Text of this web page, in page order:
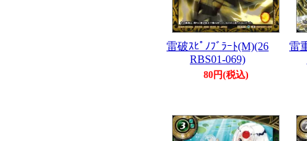
雷破ｽﾋﾟﾉﾌﾞﾗｰﾄ(M)(26
RBS01-069)
80円(税込)
雷